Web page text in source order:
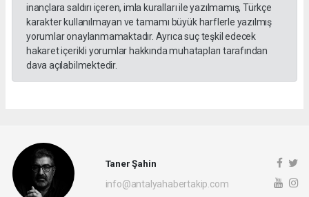
inançlara saldırı içeren, imla kuralları ile yazılmamış, Türkçe
karakter kullanılmayan ve tamamı büyük harflerle yazılmış
yorumlar onaylanmamaktadır. Ayrıca suç teşkil edecek
hakaret içerikli yorumlar hakkında muhatapları tarafından
dava açılabilmektedir.
Taner Şahin
info@antalyahabertakip.com